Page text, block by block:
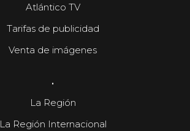
Atlántico TV
Tarifas de publicidad
Venta de imágenes
.
La Región
La Región Internacional